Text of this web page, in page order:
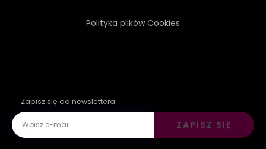
Polityka plików Cookies
Zapisz się do newslettera
ZAPISZ SIĘ